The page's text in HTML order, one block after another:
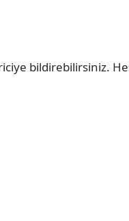
bildirebilirsiniz.